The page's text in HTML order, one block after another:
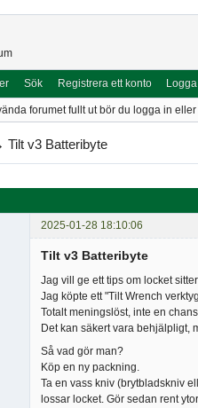
Sök Registrera ett konto
forumet fullt ut bör du logga in
Tilt v3 Batteribyte
2025-01-28 18:10:06
Tilt v3 Batteribyte
Jag vill ge ett tips om locket
Jag köpte ett "Tilt Wrench
Totalt meningslöst, inte en
Det kan säkert vara behjälpligt,
Så vad gör man?
Köp en ny packning.
Ta en vass kniv (brytbladskniv
lossar locket. Gör sedan rent